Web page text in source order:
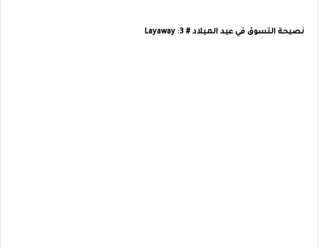
نصيحة التسوق في عيد الميلاد # 3: Layaway